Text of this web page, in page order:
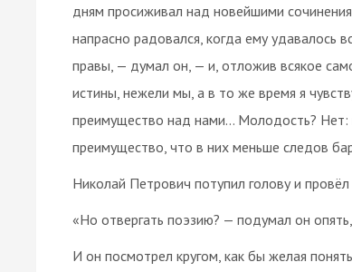
дням просиживал над новейшими
напрасно радовался, когда ему удавалось
правы, — думал он, — и, отложив всякое
истины, нежели мы, а в то же время я
преимущество над нами… Молодость?
преимущество, что в них меньше следов
Николай Петрович потупил голову и провёл
«Но отвергать поэзию? — подумал он
И он посмотрел кругом, как бы желая